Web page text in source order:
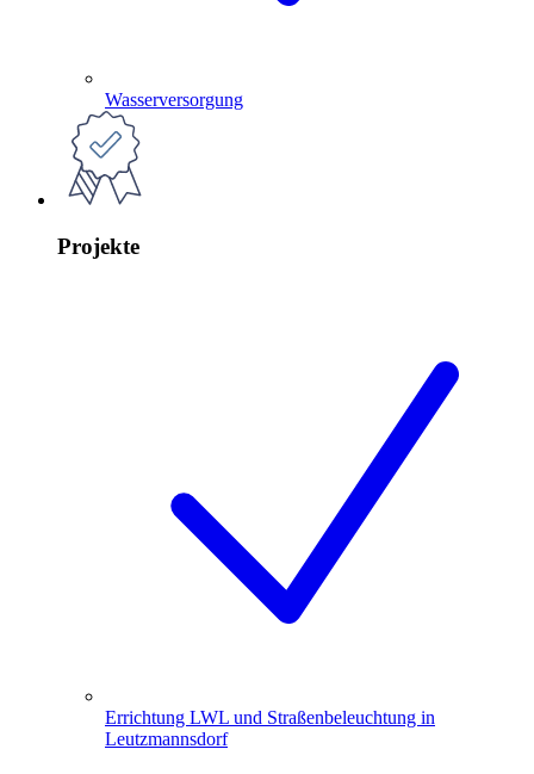
Wasserversorgung
Projekte
Errichtung LWL und Straßenbeleuchtung in
Leutzmannsdorf